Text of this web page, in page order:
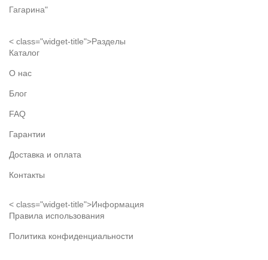
Гагарина"
< class="widget-title">Разделы
Каталог
О нас
Блог
FAQ
Гарантии
Доставка и оплата
Контакты
< class="widget-title">Информация
Правила использования
Политика конфиденциальности